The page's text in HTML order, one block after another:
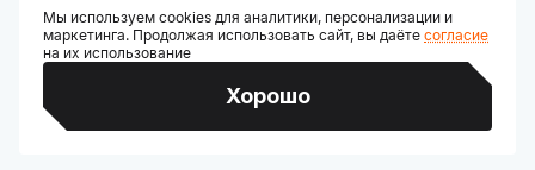
© ГАУ "Технопарк в сфере высоких технологий «ИТ-парк»"
Разработано:
Credits: Google Fonts, Material Symbols
Мы используем cookies для аналитики, персонализации и
маркетинга. Продолжая использовать сайт, вы даёте согласие
на их использование
Хорошо